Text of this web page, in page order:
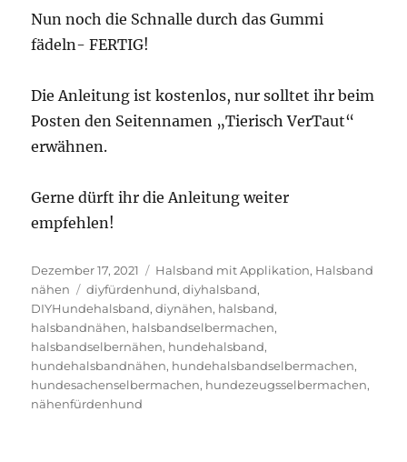
Nun noch die Schnalle durch das Gummi
fädeln- FERTIG!
Die Anleitung ist kostenlos, nur solltet ihr beim
Posten den Seitennamen „Tierisch VerTaut“
erwähnen.
Gerne dürft ihr die Anleitung weiter
empfehlen!
Veröffentlicht
am
Dezember 17, 2021 Kategorien
Halsband mit Applikation, Halsband
nähen
Schlagwörter
diyfürdenhund,diyhalsband,
DIYHundehalsband,diynähen, halsband,
halsbandnähen, halsbandselbermachen,
halsbandselbernähen, hundehalsband,
hundehalsbandnähen, hundehalsbandselbermachen,
hundesachenselbermachen, hundezeugsselbermachen,
nähenfürdenhund